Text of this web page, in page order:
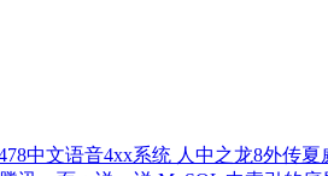
人中之龙8外传夏